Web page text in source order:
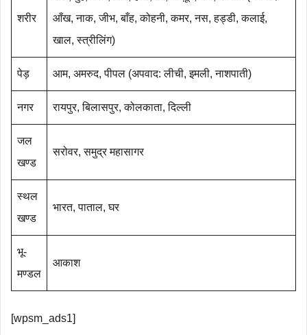
शरीर
आँख, नाक, जीभ, बाँह, कोहनी, कमर, नस, हड्डी, कलाई,
खाल, स्त्रीलिंग)
पेड़ आम, अमरुद, पीपल (अपवाद: लीची, इमली, नाशपाती)
नगर रायपुर, बिलासपुर, कोलकाता, दिल्ली
जल
खण्ड
सरोवर, समुद्र महासागर
स्थल
खण्ड
भारत, पाताल, घर
भू-
मण्डल
आकाश
[wpsm_ads1]